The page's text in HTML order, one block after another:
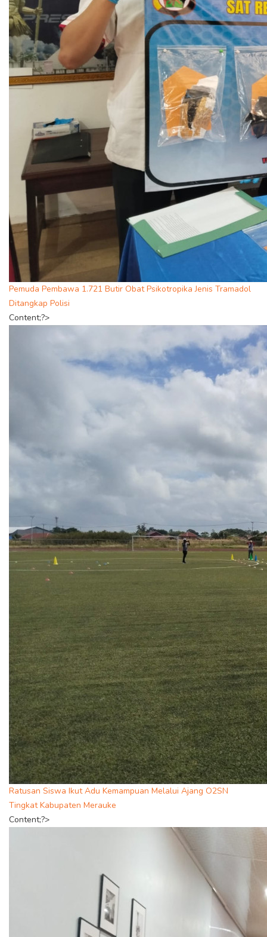
Pemuda Pembawa 1.721 Butir Obat Psikotropika Jenis Tramadol
Ditangkap Polisi
Content;?>
Ratusan Siswa Ikut Adu Kemampuan Melalui Ajang O2SN
Tingkat Kabupaten Merauke
Content;?>